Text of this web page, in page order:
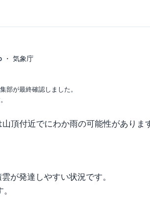
・ 気象庁
部が最終確認しました。
頂付近でにわか雨の可能性がありま
が発達しやすい状況です。